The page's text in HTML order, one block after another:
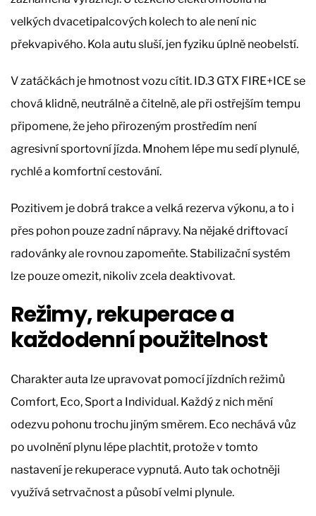
velkých dvacetipalcových kolech to ale není nic
překvapivého. Kola autu sluší, jen fyziku úplně neobelstí.
V zatáčkách je hmotnost vozu cítit. ID.3 GTX FIRE+ICE se
chová klidně, neutrálně a čitelně, ale při ostřejším tempu
připomene, že jeho přirozeným prostředím není
agresivní sportovní jízda. Mnohem lépe mu sedí plynulé,
rychlé a komfortní cestování.
Pozitivem je dobrá trakce a velká rezerva výkonu, a to i
přes pohon pouze zadní nápravy. Na nějaké driftovací
radovánky ale rovnou zapomeňte. Stabilizační systém
lze pouze omezit, nikoliv zcela deaktivovat.
Režimy, rekuperace a
každodenní použitelnost
Charakter auta lze upravovat pomocí jízdních režimů
Comfort, Eco, Sport a Individual. Každý z nich mění
odezvu pohonu trochu jiným směrem. Eco nechává vůz
po uvolnění plynu lépe plachtit, protože v tomto
nastavení je rekuperace vypnutá. Auto tak ochotněji
využívá setrvačnost a působí velmi plynule.